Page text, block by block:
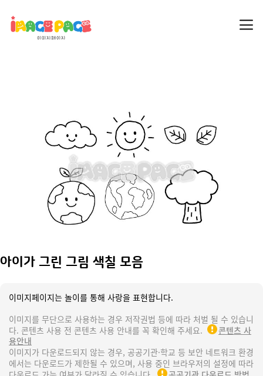
아이가 그린 그림 색칠 모음
이미지페이지는 놀이를 통해 사랑을 표현합니다.
이미지를 무단으로 사용하는 경우 저작권법 등에 따라 처벌 될 수 있습니
다. 콘텐츠 사용 전 콘텐츠 사용 안내를 꼭 확인해 주세요.
콘텐츠 사
용안내
이미지가 다운로드되지 않는 경우, 공공기관·학교 등 보안 네트워크 환경
에서는 다운로드가 제한될 수 있으며, 사용 중인 브라우저의 설정에 따라